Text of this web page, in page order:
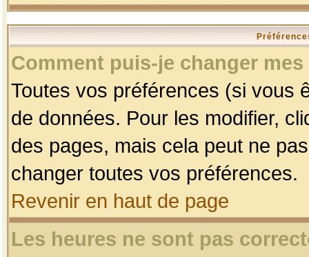
Comment puis-je changer
Toutes vos préférences (si vous
de données. Pour les modifier,
des pages, mais cela peut ne
changer toutes vos préférences.
Revenir en haut de page
Les heures ne sont pas